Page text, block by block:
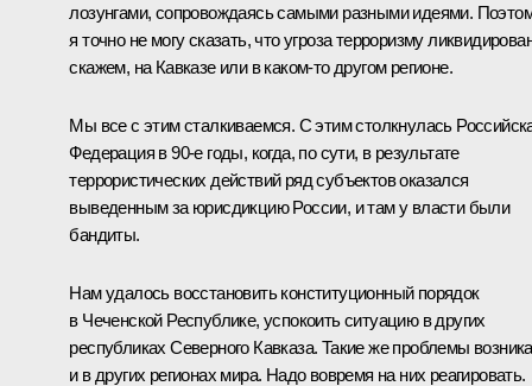
лозунгами, сопровождаясь самыми разными идеями.
я точно не могу сказать, что угроза терроризму
скажем, на Кавказе или в каком‑то другом регионе.
Мы все с этим сталкиваемся. С этим столкнулась
Федерация в 90-е годы, когда, по сути, в результате
террористических действий ряд субъектов оказался
выведенным за юрисдикцию России, и там у власти были
бандиты.
Нам удалось восстановить конституционный порядок
в Чеченской Республике, успокоить ситуацию в других
республиках Северного Кавказа. Такие же проблемы
и в других регионах мира. Надо вовремя на них реагировать.